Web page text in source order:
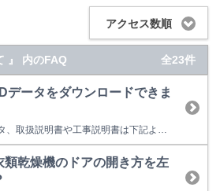
アクセス数順
』 内のFAQ 全23件
データをダウンロードできま
機器の承認図やCADデータ、取扱説明書や工事説明書は下記よりダウンロードしていただけます。 製品データダウンロード
類乾燥機のドアの開き方を左